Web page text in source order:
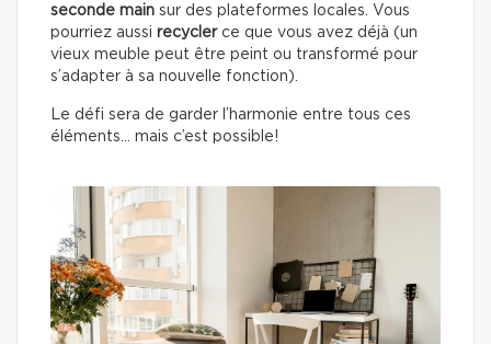
seconde main sur des plateformes locales. Vous
pourriez aussi recyclerce que vous avez déjà (un
vieux meuble peut être peint ou transformé pour
s’adapter à sa nouvelle fonction).
Le défi sera de garder l’harmonie entre tous ces
éléments… mais c’est possible!